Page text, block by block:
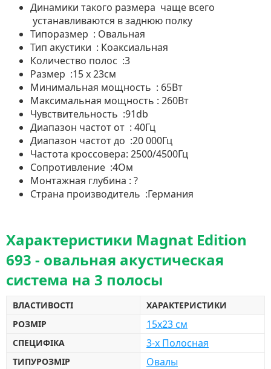
Динамики такого размера чаще всего
устанавливаются в заднюю полку
Типоразмер : Овальная
Тип акустики : Коаксиальная
Количество полос :3
Размер :15 х 23см
Минимальная мощность : 65Вт
Максимальная мощность : 260Вт
Чувствительность :91db
Диапазон частот от : 40Гц
Диапазон частот до :20 000Гц
Частота кроссовера: 2500/4500Гц
Сопротивление :4Ом
Монтажная глубина : ?
Страна производитель :Германия
Характеристики Magnat Edition
693 - овальная акустическая
система на 3 полосы
ВЛАСТИВОСТІ
ХАРАКТЕРИСТИКИ
РОЗМІР
15х23 см
СПЕЦИФІКА 3-х Полосная
ТИПУРОЗМІР Овалы